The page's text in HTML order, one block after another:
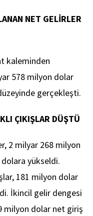
NET GELİRLER
kaleminden
578 milyon dolar
gerçekleşti.
ÇIKIŞLAR DÜŞTÜ
2 milyar 268 milyon
yükseldi.
181 milyon dolar
İkincil gelir dengesi
milyon dolar net giriş